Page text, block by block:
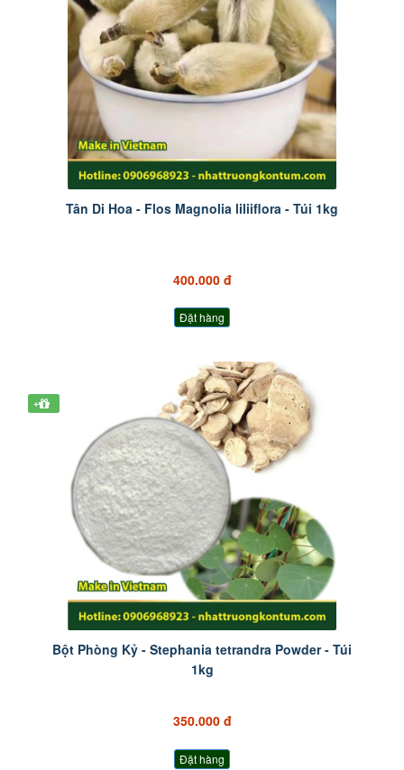
Tân Di Hoa - Flos Magnolia liliiflora - Túi 1kg
400.000 đ
Đặt hàng
+
Bột Phòng Kỷ - Stephania tetrandra Powder - Túi
1kg
350.000 đ
Đặt hàng